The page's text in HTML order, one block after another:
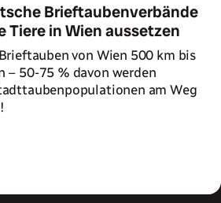
Brieftaubenverbände
Tiere in Wien aussetzen
von Wien 500 km bis
– 50-75 % davon werden
am Weg